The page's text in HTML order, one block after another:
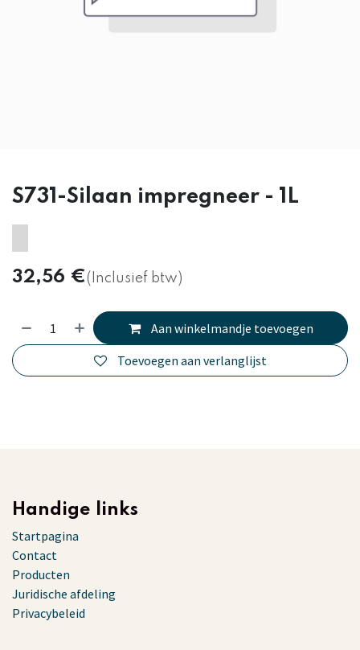
S731-Silaan impregneer - 1L
32,56 €(Inclusief btw)
Aan winkelmandje toevoegen
Toevoegen aan verlanglijst
Handige links
Startpagina
Contact
Producten
Juridische afdeling
Privacybeleid